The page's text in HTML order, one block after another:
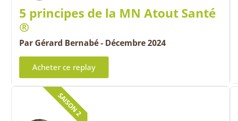
5 principes de la MN Atout Santé
®
Par Gérard Bernabé - Décembre 2024
Acheter ce replay
SAISON 2